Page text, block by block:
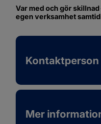
Var med och gör
egen verksamhet
Kontaktperson
Mer